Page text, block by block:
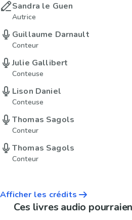
Sandra le Guen
Autrice
Guillaume Darnault
Conteur
Julie Gallibert
Conteuse
Lison Daniel
Conteuse
Thomas Sagols
Conteur
Thomas Sagols
Conteur
Afficher les crédits
Ces livres audio